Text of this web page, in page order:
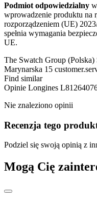
Podmiot odpowiedzialny
wprowadzenie produktu na
rozporządzeniem (UE)
spełnia wymagania
UE.
The Swatch Group
Marynarska 15
Find similar
Opinie Longines
Nie znaleziono opinii
Recenzja tego
Podziel się swoją opinią z
Mogą Cię